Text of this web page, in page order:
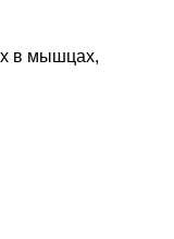
в мышцах,